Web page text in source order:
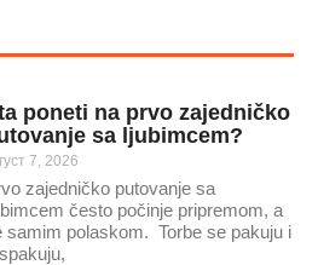
poneti na prvo zajedničko
sa ljubimcem?
7, 2026
zajedničko putovanje sa
često počinje pripremom, a
samim polaskom. Torbe se pakuju i